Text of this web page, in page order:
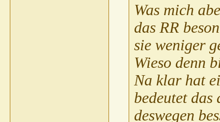
Thomas R
AW:
Penfold AW:
Thomas RAW:
Thomas
06.10.2010,
08:27
06.10.2010,09:13
AW: Rettungshund 06.10.2010,09:36
Was mich
das RR
sie weniger
Wieso denn
Na klar hat
bedeutet
deswegen